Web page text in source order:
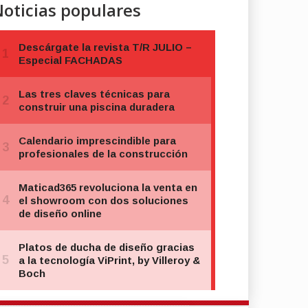
populares